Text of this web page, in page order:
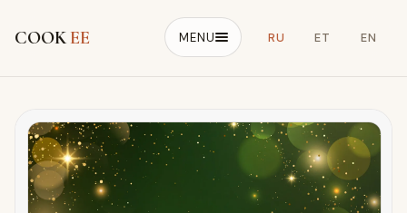
COOK EE MENU RU ET EN